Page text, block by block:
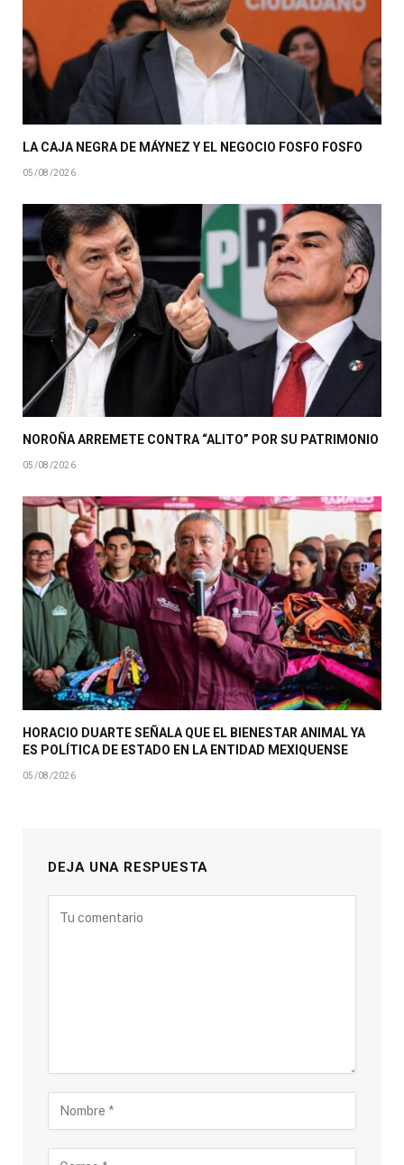
LA CAJA NEGRA DE MÁYNEZ Y EL NEGOCIO FOSFO FOSFO
05/08/2026
NOROÑA ARREMETE CONTRA “ALITO” POR SU PATRIMONIO
05/08/2026
HORACIO DUARTE SEÑALA QUE EL BIENESTAR ANIMAL YA
ES POLÍTICA DE ESTADO EN LA ENTIDAD MEXIQUENSE
05/08/2026
DEJA UNA RESPUESTA